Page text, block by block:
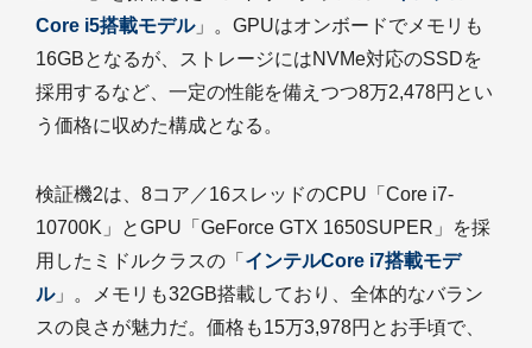
Core i5搭載モデル」。GPUはオンボードでメモリも
16GBとなるが、ストレージにはNVMe対応のSSDを
採用するなど、一定の性能を備えつつ8万2,478円とい
う価格に収めた構成となる。
検証機2は、8コア／16スレッドのCPU「Core i7-
10700K」とGPU「GeForce GTX 1650SUPER」を採
用したミドルクラスの「 インテルCore i7搭載モデ
ル」。メモリも32GB搭載しており、全体的なバラン
スの良さが魅力だ。価格も15万3,978円とお手頃で、